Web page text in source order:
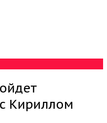
Кириллом